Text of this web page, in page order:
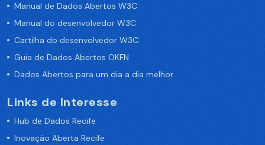
Manual de Dados Abertos W3C
Manual do desenvolvedor W3C
Cartilha do desenvolvedor W3C
Guia de Dados Abertos OKFN
Dados Abertos para um dia a dia melhor
Links de Interesse
Hub de Dados Recife
Inovação Aberta Recife